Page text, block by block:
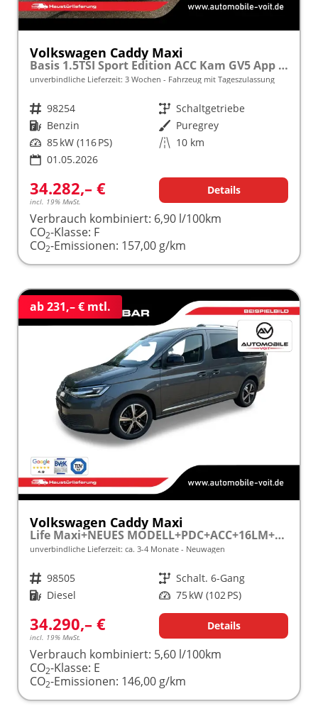
Volkswagen Caddy Maxi
Basis 1.5TSI Sport Edition ACC Kam GV5 App AHK Reling
unverbindliche Lieferzeit: 3 Wochen Fahrzeug mit Tageszulassung
Fahrzeugnr. 98254 Getriebe Schaltgetriebe
Kraftstoff Benzin Außenfarbe Puregrey
Leistung 85 kW (116 PS) Kilometerstand 10 km
01.05.2026
34.282,– €
incl. 19% MwSt.
Details
Verbrauch kombiniert: 6,90 l/100km
CO2-Klasse: F
CO2-Emissionen: 157,00 g/km
ab 231,– € mtl.
Volkswagen Caddy Maxi
Life Maxi+NEUES MODELL+PDC+ACC+16LM+LANE ASSIST
unverbindliche Lieferzeit: ca. 3-4 Monate Neuwagen
Fahrzeugnr. 98505 Getriebe Schalt. 6-Gang
Kraftstoff Diesel Leistung 75 kW (102 PS)
34.290,– €
incl. 19% MwSt.
Details
Verbrauch kombiniert: 5,60 l/100km
CO2-Klasse: E
CO2-Emissionen: 146,00 g/km